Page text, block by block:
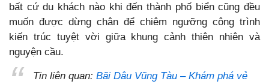
bất cứ du khách nào khi đến thành phố biển cũng đều
muốn được dừng chân để chiêm ngưỡng công trình
kiến trúc tuyệt vời giữa khung cảnh thiên nhiên và
nguyện cầu.
Tin liên quan: Bãi Dâu Vũng Tàu – Khám phá vẻ